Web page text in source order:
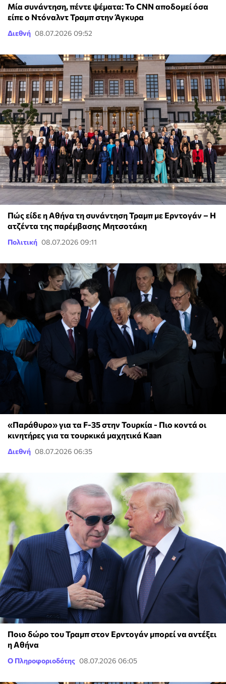
Μία συνάντηση, πέντε ψέματα: To CNN αποδομεί όσα
είπε ο Ντόναλντ Τραμπ στην Άγκυρα
Διεθνή 08.07.2026 09:52
Πώς είδε η Αθήνα τη συνάντηση Τραμπ με Ερντογάν – Η
ατζέντα της παρέμβασης Μητσοτάκη
Πολιτική 08.07.2026 09:11
«Παράθυρο» για τα F-35 στην Τουρκία - Πιο κοντά οι
κινητήρες για τα τουρκικά μαχητικά Kaan
Διεθνή 08.07.2026 06:35
Ποιο δώρο του Τραμπ στον Ερντογάν μπορεί να αντέξει
η Αθήνα
Ο Πληροφοριοδότης 08.07.2026 06:05